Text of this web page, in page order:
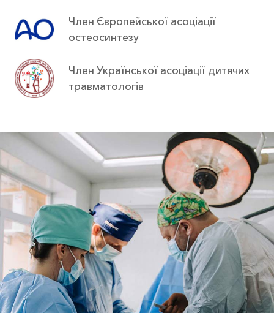
Член Європейської асоціації
остеосинтезу
Член Української асоціації дитячих
травматологів